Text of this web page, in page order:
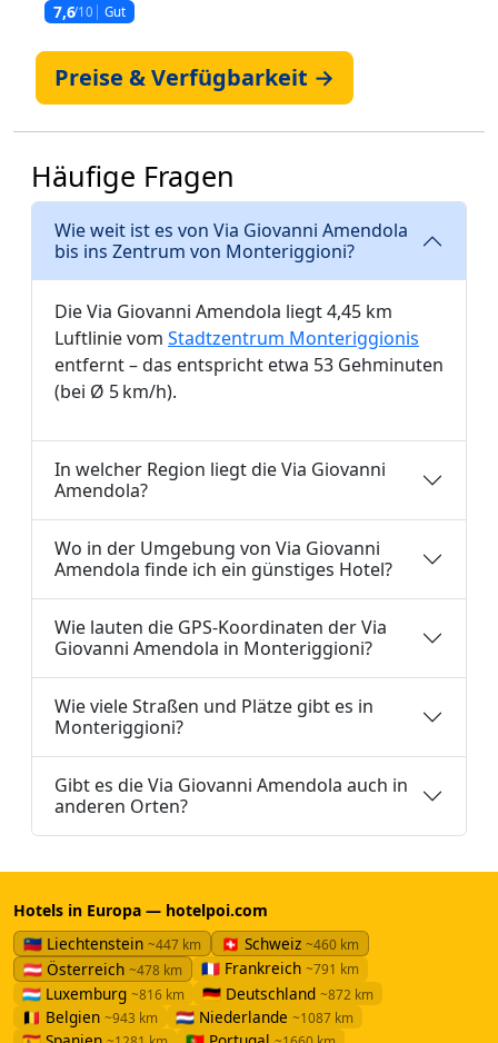
7,6/10 Gut
Preise & Verfügbarkeit →
Häufige Fragen
Wie weit ist es von Via Giovanni Amendola
bis ins Zentrum von Monteriggioni?
Die Via Giovanni Amendola liegt 4,45 km
Luftlinie vom Stadtzentrum Monteriggionis
entfernt – das entspricht etwa 53 Gehminuten
(bei Ø 5 km/h).
In welcher Region liegt die Via Giovanni
Amendola?
Wo in der Umgebung von Via Giovanni
Amendola finde ich ein günstiges Hotel?
Wie lauten die GPS-Koordinaten der Via
Giovanni Amendola in Monteriggioni?
Wie viele Straßen und Plätze gibt es in
Monteriggioni?
Gibt es die Via Giovanni Amendola auch in
anderen Orten?
Hotels in Europa — hotelpoi.com
🇱🇮 Liechtenstein ~447 km 🇨🇭 Schweiz ~460 km
🇦🇹 Österreich ~478 km 🇫🇷 Frankreich ~791 km
🇱🇺 Luxemburg ~816 km 🇩🇪 Deutschland ~872 km
🇧🇪 Belgien ~943 km 🇳🇱 Niederlande ~1087 km